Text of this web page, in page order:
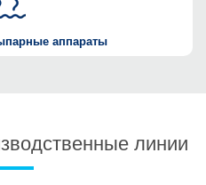
аппараты
линии